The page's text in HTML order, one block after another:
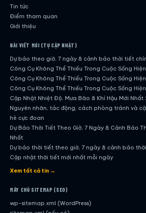
Tin tức
Điểm tham quan
Giới thiệu
BÀI VIẾT MỚI (TỰ CẬP NHẬT)
Dự báo theo giờ, 7 ngày & cảnh báo thời tiết
Công Cụ Không Thể Thiếu Trong Cuộc Sống
Công Cụ Không Thể Thiếu Trong Cuộc Sống
Công Cụ Không Thể Thiếu Trong Cuộc Sống
Cập Nhật Nhiệt Độ, Mưa Bão & Khí Hậu Mới Nhất
Nguyên nhân, tác động, cách phòng tránh và
hè cực đoan
Dự Báo Thời Tiết Theo Giờ, 7 Ngày & Cảnh Báo
Nhất
Dự báo thời tiết theo giờ, 7 ngày & cảnh báo
Cập nhật thời tiết mới nhất mỗi ngày
Hướng dẫn đầy đủ về dự báo thời tiết hiện đại
Dự Báo Thời Tiết Theo Giờ, 7 Ngày & Cảnh Báo
Công Cụ Không Thể Thiếu Trong Cuộc Sống Hiện
Xem tất cả tin →
MÁY CHỦ SITEMAP (SEO)
wp-sitemap.xml (WordPress)